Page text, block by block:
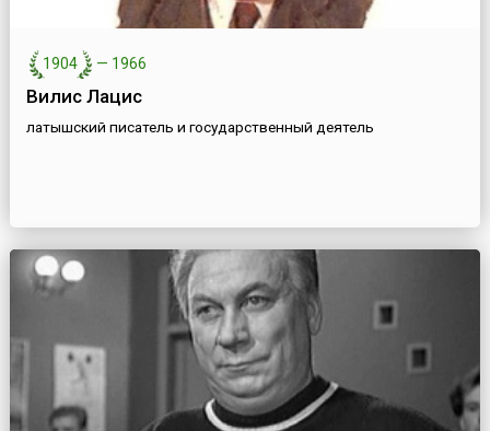
1904 — 1966
Вилис Лацис
латышский писатель и государственный деятель